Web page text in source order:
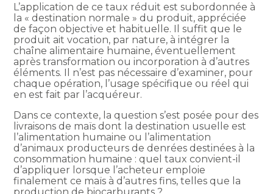
L’application de ce taux réduit est subordonnée à
la « destination normale » du produit, appréciée
de façon objective et habituelle. Il suffit que le
produit ait vocation, par nature, à intégrer la
chaîne alimentaire humaine, éventuellement
après transformation ou incorporation à d’autres
éléments. Il n’est pas nécessaire d’examiner, pour
chaque opération, l’usage spécifique ou réel qui
en est fait par l’acquéreur.
Dans ce contexte, la question s’est posée pour des
livraisons de maïs dont la destination usuelle est
l’alimentation humaine ou l’alimentation
d’animaux producteurs de denrées destinées à la
consommation humaine : quel taux convient-il
d’appliquer lorsque l’acheteur emploie
finalement ce maïs à d’autres fins, telles que la
production de biocarburants ?